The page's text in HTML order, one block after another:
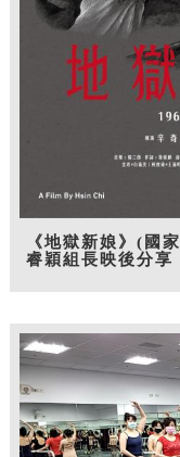
《地獄新娘》(國
睿穎組長映後分享